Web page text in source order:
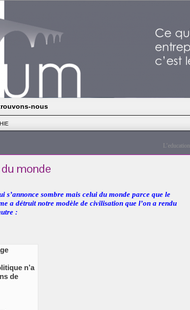
nous
L’education
monde
s’annonce sombre mais celui du monde parce que le
a détruit notre modèle de civilisation que l’on a rendu
:
n’a
de